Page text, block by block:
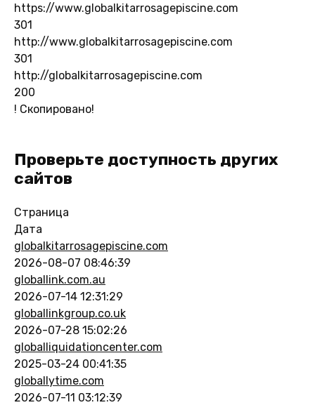
https://www.globalkitarrosagepiscine.com
301
http://www.globalkitarrosagepiscine.com
301
http://globalkitarrosagepiscine.com
200
! Скопировано!
Проверьте доступность других
сайтов
Страница
Дата
globalkitarrosagepiscine.com
2026-08-07 08:46:39
globallink.com.au
2026-07-14 12:31:29
globallinkgroup.co.uk
2026-07-28 15:02:26
globalliquidationcenter.com
2025-03-24 00:41:35
globallytime.com
2026-07-11 03:12:39